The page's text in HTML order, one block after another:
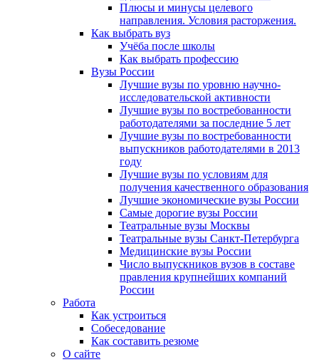
Плюсы и минусы целевого
направления. Условия расторжения.
Как выбрать вуз
Учёба после школы
Как выбрать профессию
Вузы России
Лучшие вузы по уровню научно-
исследовательской активности
Лучшие вузы по востребованности
работодателями за последние 5 лет
Лучшие вузы по востребованности
выпускников работодателями в 2013
году
Лучшие вузы по условиям для
получения качественного образования
Лучшие экономические вузы России
Самые дорогие вузы России
Театральные вузы Москвы
Театральные вузы Санкт-Петербурга
Медицинские вузы России
Число выпускников вузов в составе
правления крупнейших компаний
России
Работа
Как устроиться
Собеседование
Как составить резюме
О сайте